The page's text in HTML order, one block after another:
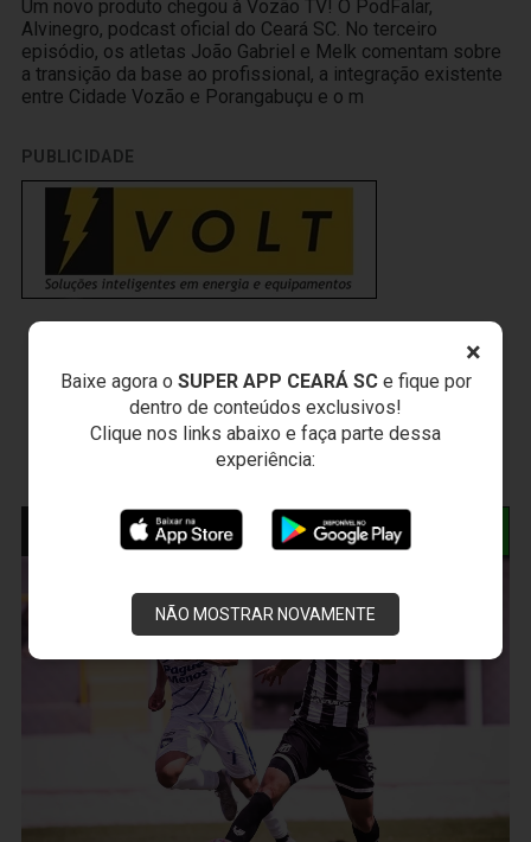
×
Baixe agora o SUPER APP CEARÁ SCe fique por
dentro de conteúdos exclusivos!
Clique nos links abaixo e faça parte dessa
experiência:
NÃO MOSTRAR NOVAMENTE
Um novo produto chegou à Vozão TV! O PodFalar,
Alvinegro, podcast oficial do Ceará SC. No terceiro
episódio, os atletas João Gabriel e Melk comentam sobre
a transição da base ao profissional, a integração existente
entre Cidade Vozão e Porangabuçu e o m
PUBLICIDADE
NOTÍCIAS RELACIONADAS